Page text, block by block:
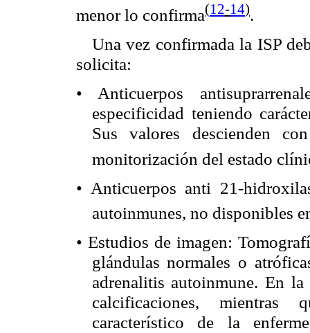
menor lo confirma(12-14).
Una vez confirmada la ISP
solicita:
• Anticuerpos
especificidad teniendo
Sus valores descienden
monitorización del estado
• Anticuerpos anti 21-
autoinmunes, no disponibles
• Estudios de imagen:
glándulas normales o
adrenalitis autoinmune. En
calcificaciones, mientras
característico de la